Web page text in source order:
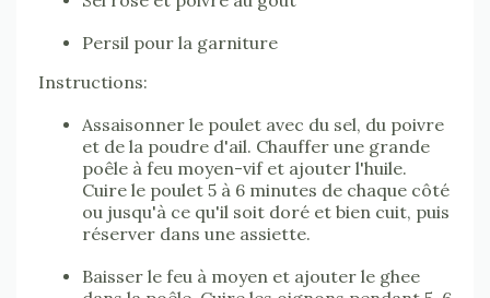
Persil pour la garniture
Instructions:
Assaisonner le poulet avec du sel, du poivre
et de la poudre d'ail. Chauffer une grande
poêle à feu moyen-vif et ajouter l'huile.
Cuire le poulet 5 à 6 minutes de chaque côté
ou jusqu'à ce qu'il soit doré et bien cuit, puis
réserver dans une assiette.
Baisser le feu à moyen et ajouter le ghee